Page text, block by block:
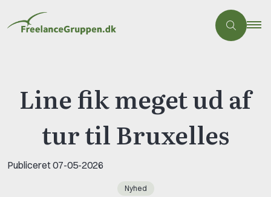
Line fik meget ud af
tur til Bruxelles
Publiceret07-05-2026
Nyhed